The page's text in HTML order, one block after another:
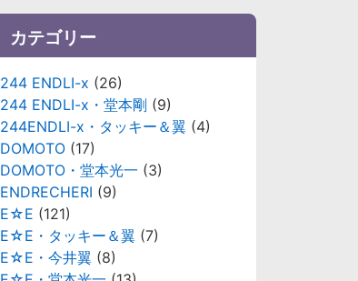
カテゴリー
244 ENDLI-x (26)
244 ENDLI-x・堂本剛 (9)
244ENDLI-x・タッキー＆翼 (4)
DOMOTO (17)
DOMOTO・堂本光一 (3)
ENDRECHERI (9)
E☆E (121)
E☆E・タッキー＆翼 (7)
E☆E・今井翼 (8)